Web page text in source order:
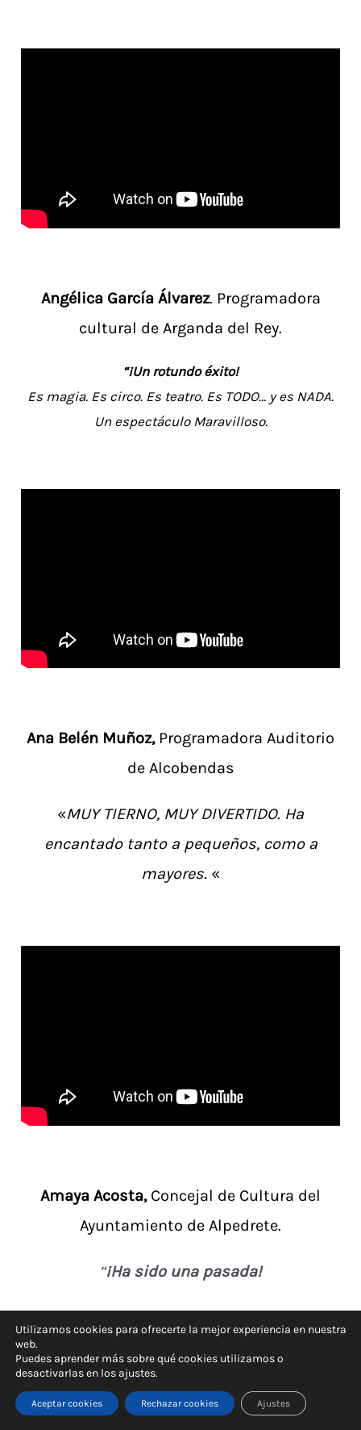
Angélica García Álvarez. Programadora
cultural de Arganda del Rey.
“¡Un rotundo éxito!
Es magia. Es circo. Es teatro. Es TODO… y es NADA.
Un espectáculo Maravilloso.
Ana Belén Muñoz,Programadora Auditorio
de Alcobendas
«MUY TIERNO, MUY DIVERTIDO. Ha
encantado tanto a pequeños, como a
mayores. «
Amaya Acosta,Concejal de Cultura del
Ayuntamiento de Alpedrete.
“¡Ha sido una pasada!
desde el principio
Utilizamos cookies para ofrecerte la mejor experiencia en nuestra
web.
Puedes aprender más sobre qué cookies utilizamos o
desactivarlas en los ajustes.
Aceptar cookies Rechazar cookies Ajustes